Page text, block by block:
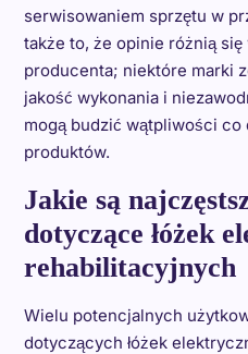
serwisowaniem sprzętu w
także to, że opinie różnią
producenta; niektóre marki
jakość wykonania i
mogą budzić wątpliwości co
produktów.
Jakie są
dotyczące łóżek
rehabilitacyjnych
Wielu potencjalnych
dotyczących łóżek